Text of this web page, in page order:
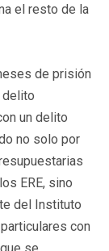
el resto de la
de prisión
delito
un delito
no solo por
ERE, sino
del Instituto
con